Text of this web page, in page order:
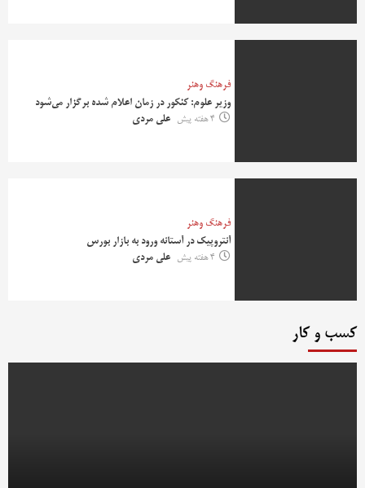
فرهنگ وهنر
وزیر علوم: کنکور در زمان اعلام شده برگزار می‌شود
4 هفته پیش
علی مردی
فرهنگ وهنر
آنتروپیک در آستانه ورود به بازار بورس
4 هفته پیش
علی مردی
کسب و کار